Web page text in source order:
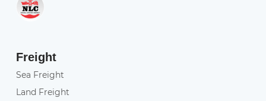
Freight
Sea Freight
Land Freight